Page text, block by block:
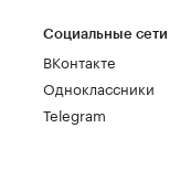
Социальные сети
ВКонтакте
Одноклассники
Telegram